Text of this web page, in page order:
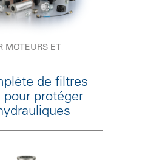
MOTEURS ET
de filtres
pour protéger